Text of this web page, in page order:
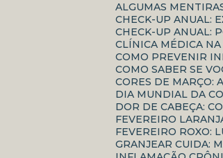
ALGUMAS
CHECK-UP ANUAL:
CHECK-UP ANUAL:
CLÍNICA MÉDICA
COMO PREVENIR
COMO SABER SE
CORES DE
DIA MUNDIAL DA
DOR DE CABEÇA:
FEVEREIRO
FEVEREIRO
GRANJEAR